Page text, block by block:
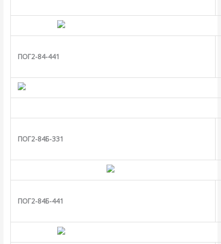
ПОГ2-84-441
ПОГ2-84Б-331
ПОГ2-84Б-441